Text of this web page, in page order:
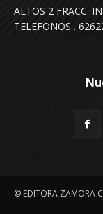
ALTOS 2 FRACC.
TELEFONOS .
© EDITORA ZAMORA